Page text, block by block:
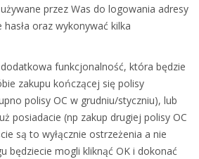
przez Was do logowania adresy
oraz wykonywać kilka
funkcjonalność, która będzie
zakupu kończącej się polisy
polisy OC w grudniu/styczniu), lub
posiadacie (np zakup drugiej polisy OC
są to wyłącznie ostrzeżenia a nie
będziecie mogli kliknąć OK i dokonać